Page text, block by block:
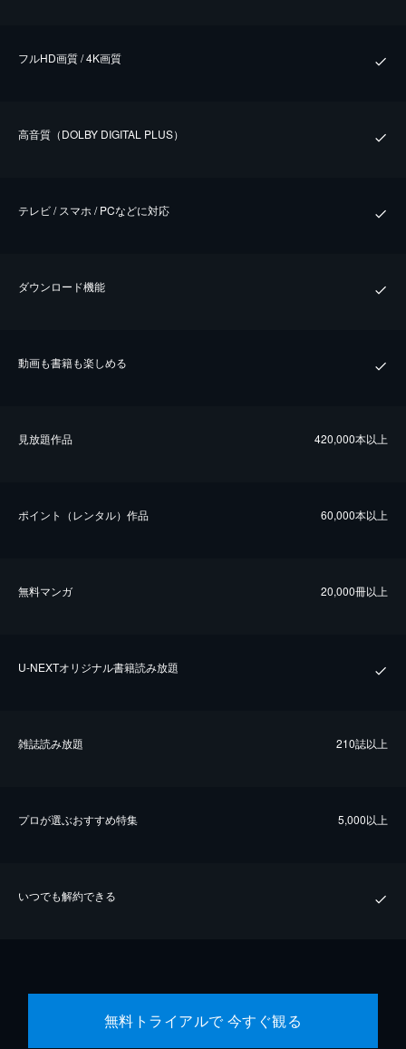
フルHD画質 / 4K画質
⾼⾳質（DOLBY DIGITAL PLUS）
テレビ / スマホ / PCなどに対応
ダウンロード機能
動画も書籍も楽しめる
⾒放題作品 420,000本以上
ポイント（レンタル）作品 60,000本以上
無料マンガ 20,000冊以上
U-NEXTオリジナル書籍読み放題
雑誌読み放題 210誌以上
プロが選ぶおすすめ特集 5,000以上
いつでも解約できる
無料トライアルで 今すぐ観る